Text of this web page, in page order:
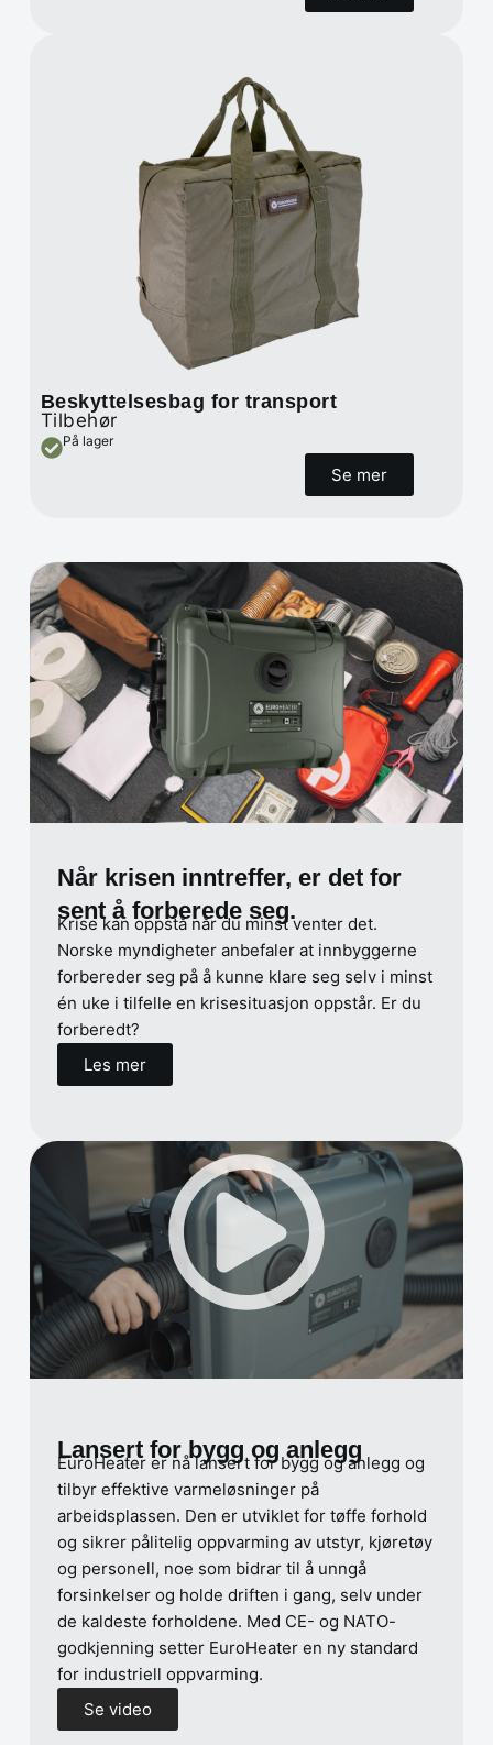
Beskyttelsesbag for transport
Tilbehør
På lager
Se mer
Når krisen inntreffer, er det for
sent å forberede seg.
Krise kan oppstå når du minst venter det.
Norske myndigheter anbefaler at innbyggerne
forbereder seg på å kunne klare seg selv i minst
én uke i tilfelle en krisesituasjon oppstår. Er du
forberedt?
Les mer
Lansert for bygg og anlegg
EuroHeater er nå lansert for bygg og anlegg og
tilbyr effektive varmeløsninger på
arbeidsplassen. Den er utviklet for tøffe forhold
og sikrer pålitelig oppvarming av utstyr, kjøretøy
og personell, noe som bidrar til å unngå
forsinkelser og holde driften i gang, selv under
de kaldeste forholdene. Med CE- og NATO-
godkjenning setter EuroHeater en ny standard
for industriell oppvarming.
Se video